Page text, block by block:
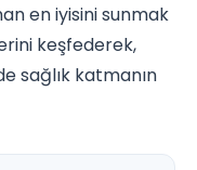
en iyisini sunmak
keşfederek,
sağlık katmanın